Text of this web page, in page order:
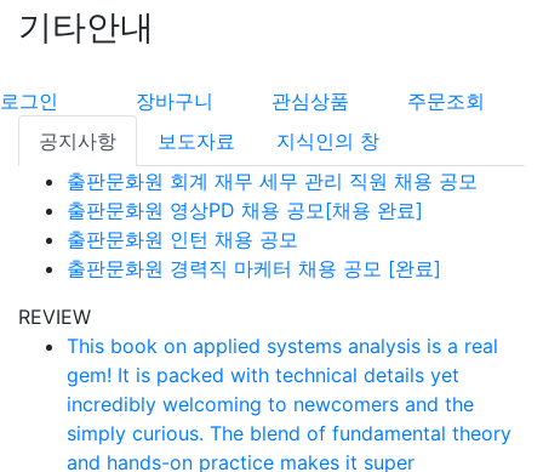
기타안내
로그인 장바구니 관심상품
주문조회
공지사항
보도자료
지식인의 창
출판문화원 회계 재무 세무 관리 직원 채용 공모
출판문화원 영상PD 채용 공모[채용 완료]
출판문화원 인턴 채용 공모
출판문화원 경력직 마케터 채용 공모 [완료]
REVIEW
This book on applied systems analysis is a real
gem! It is packed with technical details yet
incredibly welcoming to newcomers and the
simply curious. The blend of fundamental theory
and hands-on practice makes it super